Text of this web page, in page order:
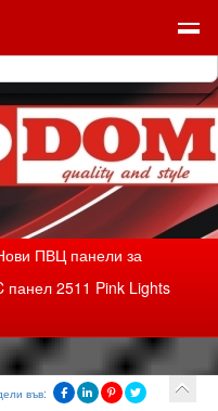
ПВЦ панели за
панел 2511 Pink Lights
във: